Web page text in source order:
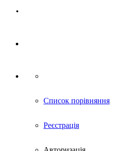
Список порівняння
Реєстрація